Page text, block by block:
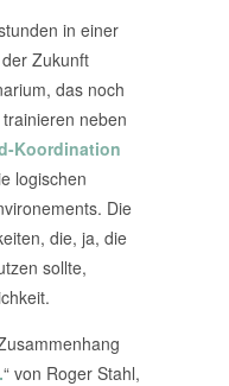
in einer
Zukunft
das noch
neben
Koordination
logischen
Die
die, ja, die
sollte,
“ von Roger Stahl,